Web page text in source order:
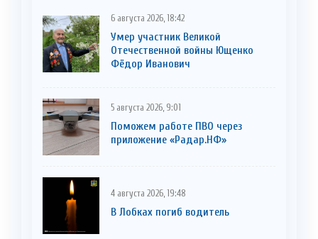
6 августа 2026, 18:42
Умер участник Великой
Отечественной войны Ющенко
Фёдор Иванович
5 августа 2026, 9:01
Поможем работе ПВО через
приложение «Радар.НФ»
4 августа 2026, 19:48
В Лобках погиб водитель